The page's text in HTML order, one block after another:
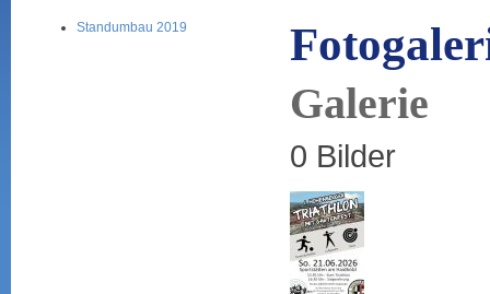
Standumbau 2019
Galerie
0 Bilder